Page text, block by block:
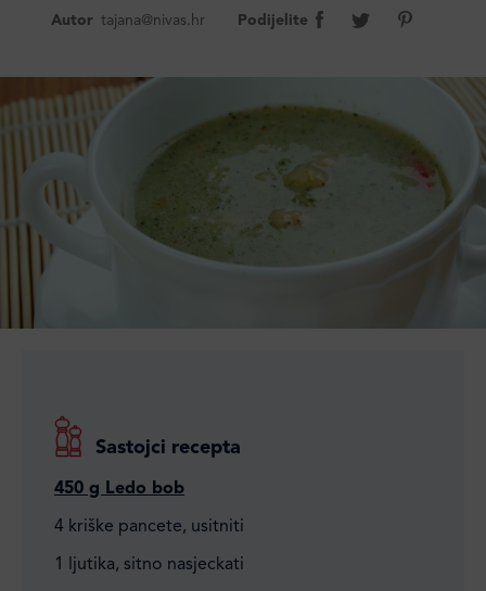
Autor tajana@nivas.hr Podijelite
Sastojci recepta
450 g Ledo bob
4 kriške pancete, usitniti
1 ljutika, sitno nasjeckati